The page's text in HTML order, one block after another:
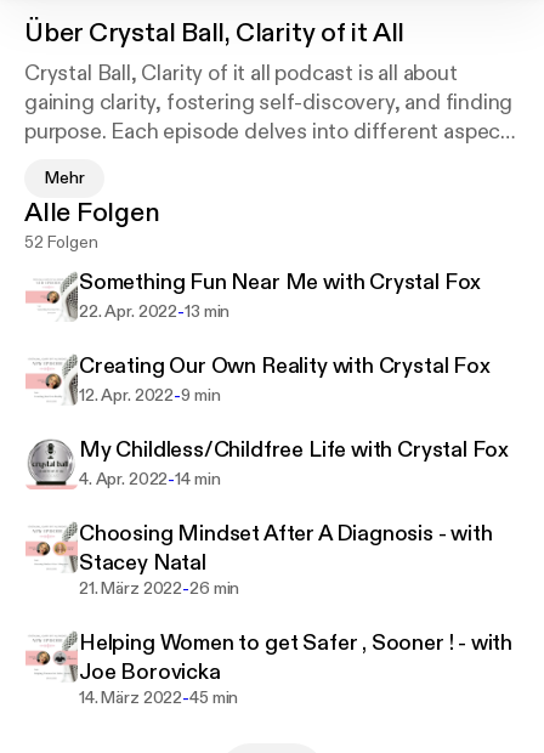
Über Crystal Ball, Clarity of it All
Crystal Ball, Clarity of it all podcast is all about
gaining clarity, fostering self-discovery, and finding
purpose. Each episode delves into different aspects
values, setting goals, and taking control of your life.
Our guests will share their personal stories and
provide insights on how they have improved their
mental health, found clarity and live a life they
choose. Join us on this journey of self-discovery
life.
m/pod/show/crystalballclarityofitall/support
Mehr
Alle Folgen
52 Folgen
Something Fun Near Me with Crystal Fox
22. Apr. 2022-13 min
Creating Our Own Reality with Crystal Fox
12. Apr. 2022-9 min
My Childless/Childfree Life with Crystal Fox
4. Apr. 2022-14 min
Choosing Mindset After A Diagnosis - with
Stacey Natal
21. März 2022-26 min
Helping Women to get Safer , Sooner ! - with
Joe Borovicka
14. März 2022-45 min